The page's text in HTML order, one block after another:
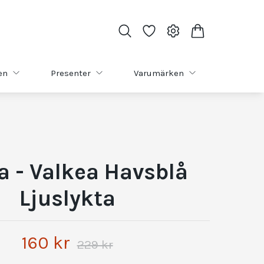
Presenter Varumärken
- Valkea Havsblå
Ljuslykta
160 kr 229 kr